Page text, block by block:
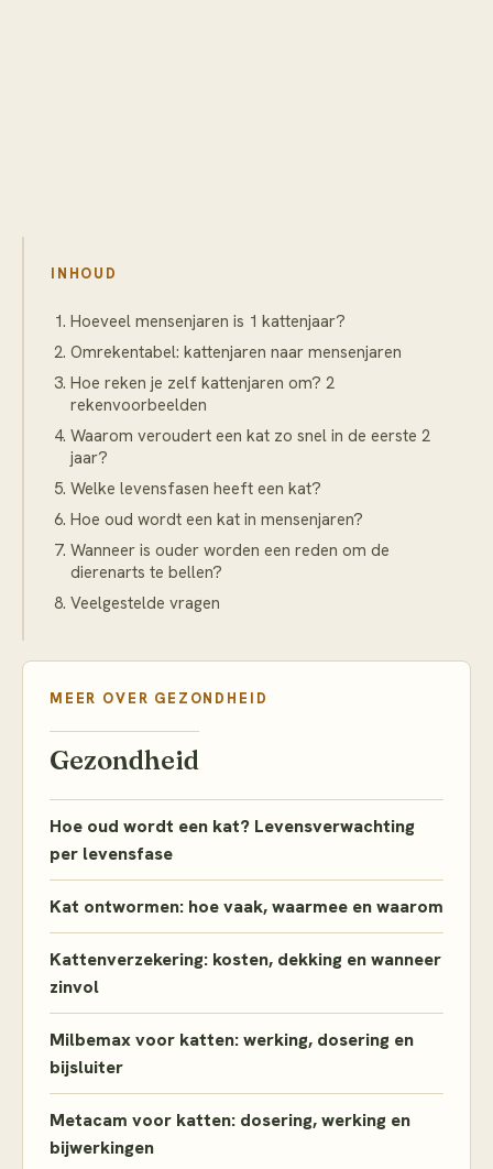
INHOUD
Hoeveel mensenjaren is 1 kattenjaar?
Omrekentabel: kattenjaren naar mensenjaren
Hoe reken je zelf kattenjaren om? 2
rekenvoorbeelden
Waarom veroudert een kat zo snel in de eerste 2
jaar?
Welke levensfasen heeft een kat?
Hoe oud wordt een kat in mensenjaren?
Wanneer is ouder worden een reden om de
dierenarts te bellen?
Veelgestelde vragen
MEER OVER GEZONDHEID
Gezondheid
Hoe oud wordt een kat? Levensverwachting
per levensfase
Kat ontwormen: hoe vaak, waarmee en waarom
Kattenverzekering: kosten, dekking en wanneer
zinvol
Milbemax voor katten: werking, dosering en
bijsluiter
Metacam voor katten: dosering, werking en
bijwerkingen